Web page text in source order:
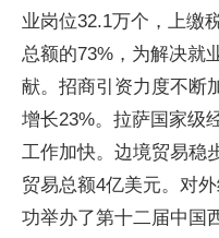
业岗位32.1万个，上缴
总额的73%，为解决就
献。招商引资力度不断
增长23%。拉萨国家级
工作加快。边境贸易稳
贸易总额4亿美元。对
功举办了第十二届中国